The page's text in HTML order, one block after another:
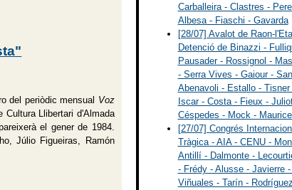
del periòdic mensual Voz
Cultura Llibertari d'Almada
el gener de 1984.
Júlio Figueiras, Ramón
Carballeira - Clastres -
Albesa - Fiaschi - Gavarda
[28/07] Avalot de Raon-
Detenció de Binazzi -
Pausader - Rossignol -
- Serra Vives - Gaiour -
Abenavoli - Estallo -
Iscar - Costa - Fieux -
Céspedes - Mock -
[27/07] Congrés
Tràgica - AIA - CENU -
Antillí - Dalmonte -
- Frédy - Alusse - Javierre
Viñuales - Tarín -